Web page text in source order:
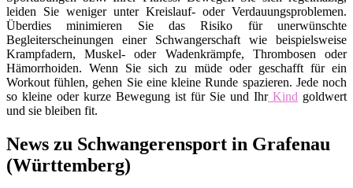
leiden Sie weniger unter Kreislauf- oder Verdauungsproblemen.
Überdies minimieren Sie das Risiko für unerwünschte
Begleiterscheinungen einer Schwangerschaft wie beispielsweise
Krampfadern, Muskel- oder Wadenkrämpfe, Thrombosen oder
Hämorrhoiden. Wenn Sie sich zu müde oder geschafft für ein
Workout fühlen, gehen Sie eine kleine Runde spazieren. Jede noch
so kleine oder kurze Bewegung ist für Sie und IhrKind goldwert
und sie bleiben fit.
News zu Schwangerensport in Grafenau
(Württemberg)